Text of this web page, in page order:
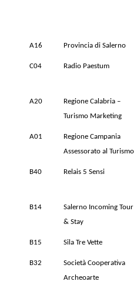
A16 Provincia di Salerno
C04 Radio Paestum
A20
Regione Calabria –
Turismo Marketing
A01
Regione Campania
Assessorato al Turismo
B40 Relais 5 Sensi
B14
Salerno Incoming Tour
& Stay
B15 Sila Tre Vette
B32
Società Cooperativa
Archeoarte